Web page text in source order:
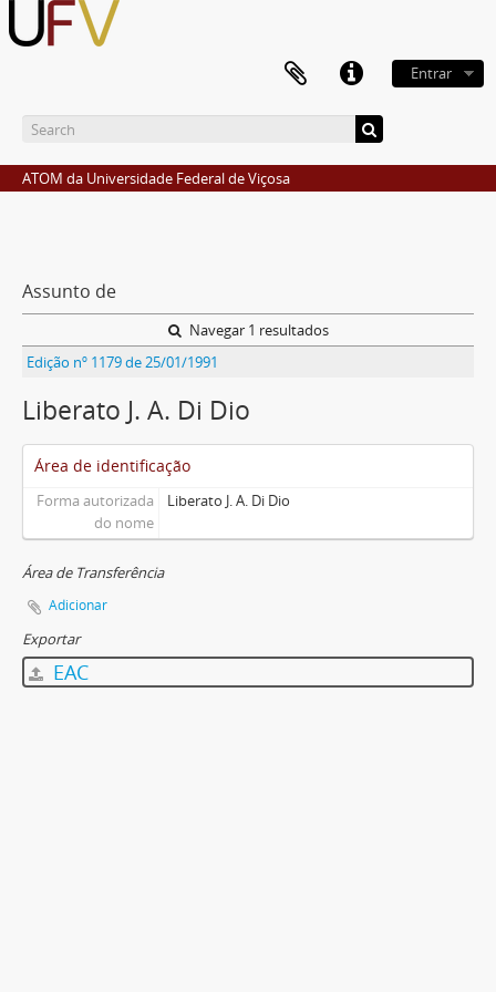
Entrar
ATOM da Universidade Federal de Viçosa
Assunto de
Navegar 1 resultados
Edição nº 1179 de 25/01/1991
Liberato J. A. Di Dio
Área de identificação
Forma autorizada
do nome
Liberato J. A. Di Dio
Área de Transferência
Adicionar
Exportar
EAC